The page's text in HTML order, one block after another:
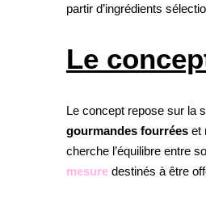
partir d’ingrédients
Le
Le concept repose sur la
gourmandes fourrées et
cherche l’équilibre entre
mesure destinés à être